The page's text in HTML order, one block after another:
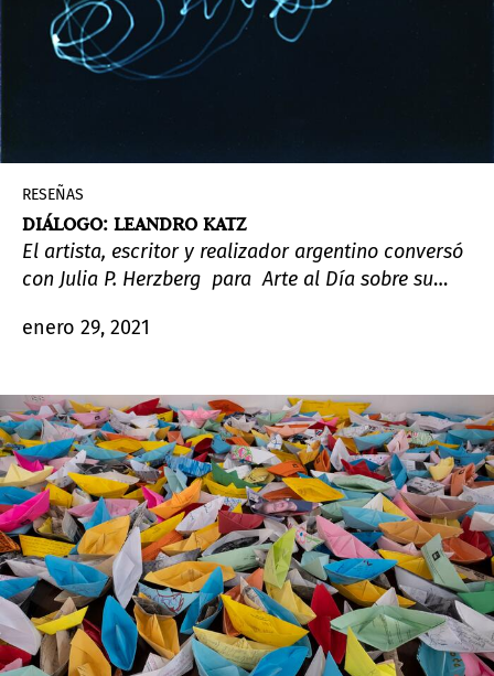
RESEÑAS
DIÁLOGO: LEANDRO KATZ
El artista, escritor y realizador argentino conversó
con Julia P. Herzberg para Arte al Día sobre su
fotografía y sus “fronteras”.
enero 29, 2021